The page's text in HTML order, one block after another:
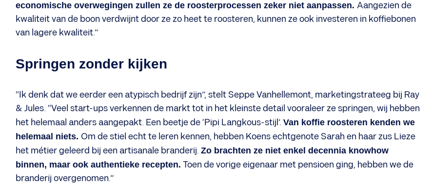
economische overwegingen zullen ze de roosterprocessen zeker niet aanpassen. Aangezien de
kwaliteit van de boon verdwijnt door ze zo heet te roosteren, kunnen ze ook investeren in koffiebonen
van lagere kwaliteit.”
Springen zonder kijken
“Ik denk dat we eerder een atypisch bedrijf zijn”, stelt Seppe Vanhellemont, marketingstrateeg bij Ray
& Jules. “Veel start-ups verkennen de markt tot in het kleinste detail vooraleer ze springen, wij hebben
het helemaal anders aangepakt. Een beetje de ‘Pipi Langkous-stijl’. Van koffie roosteren kenden we
helemaal niets. Om de stiel echt te leren kennen, hebben Koens echtgenote Sarah en haar zus Lieze
het métier geleerd bij een artisanale branderij. Zo brachten ze niet enkel decennia knowhow
binnen, maar ook authentieke recepten. Toen de vorige eigenaar met pensioen ging, hebben we de
branderij overgenomen.”